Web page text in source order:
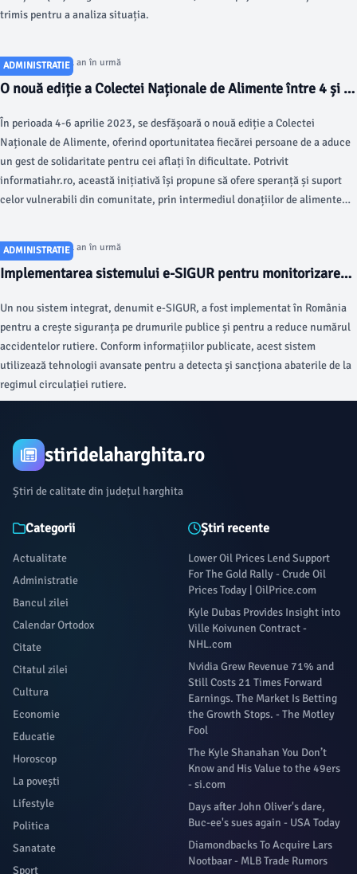
trimis pentru a analiza situația.
ADMINISTRATIE
Articol postat cu 1 an în urmă
O nouă ediție a Colectei Naționale de Alimente între 4 și 6
În perioada 4-6 aprilie 2023, se desfășoară o nouă ediție a Colectei
Naționale de Alimente, oferind oportunitatea fiecărei persoane de a aduce
un gest de solidaritate pentru cei aflați în dificultate. Potrivit
informatiahr.ro, această inițiativă își propune să ofere speranță și suport
celor vulnerabili din comunitate, prin intermediul donațiilor de alimente
ADMINISTRATIE
Articol postat cu 1 an în urmă
Implementarea sistemului e-SIGUR pentru monitorizarea
Un nou sistem integrat, denumit e-SIGUR, a fost implementat în România
pentru a crește siguranța pe drumurile publice și pentru a reduce numărul
accidentelor rutiere. Conform informațiilor publicate, acest sistem
utilizează tehnologii avansate pentru a detecta și sancționa abaterile de la
regimul circulației rutiere.
stiridelaharghita.ro
Știri de calitate din județul harghita
Categorii
Actualitate
Administratie
Bancul zilei
Calendar Ortodox
Citate
Citatul zilei
Cultura
Economie
Educatie
Horoscop
La povești
Lifestyle
Politica
Sanatate
Sport
Știri recente
Lower Oil Prices Lend Support
For The Gold Rally - Crude Oil
Prices Today | OilPrice.com
Kyle Dubas Provides Insight into
Ville Koivunen Contract -
NHL.com
Nvidia Grew Revenue 71% and
Still Costs 21 Times Forward
Earnings. The Market Is Betting
the Growth Stops. - The Motley
Fool
The Kyle Shanahan You Don’t
Know and His Value to the 49ers
- si.com
Days after John Oliver's dare,
Buc-ee's sues again - USA Today
Diamondbacks To Acquire Lars
Nootbaar - MLB Trade Rumors